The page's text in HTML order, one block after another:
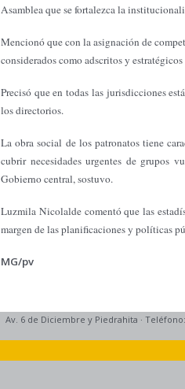
Asambleaque se fortalezca la
Mencionó que con la asignación de
considerados como adscritos y
Precisó que en todas las jurisdicciones
los directorios.
La obra social de los patronatos tiene
cubrir necesidades urgentes de grupos
Gobierno central, sostuvo.
Luzmila Nicolalde comentó que las
margen de las planificaciones y políticas
MG/pv
Av. 6 de Diciembre y Piedrahita · Teléfono: